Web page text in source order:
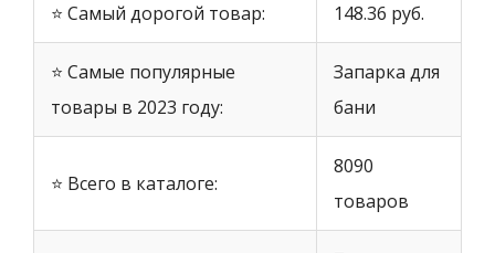
⭐ Самый дорогой товар: 148.36 руб.
⭐ Самые популярные
товары в 2023 году:
Запарка для
бани
⭐ Всего в каталоге:
8090
товаров